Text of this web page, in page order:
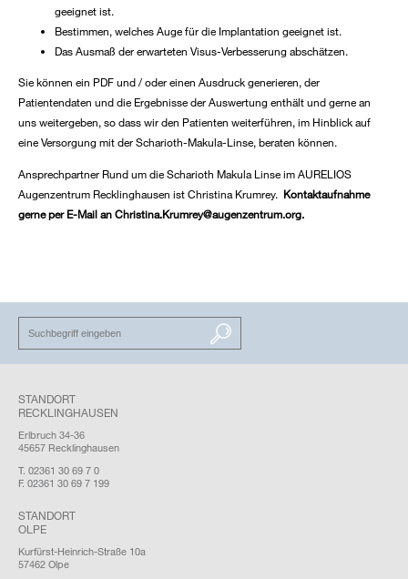
geeignet ist.
Bestimmen, welches Auge für die Implantation geeignet ist.
Das Ausmaß der erwarteten Visus-Verbesserung abschätzen.
Sie können ein PDF und / oder einen Ausdruck generieren, der
Patientendaten und die Ergebnisse der Auswertung enthält und gerne an
uns weitergeben, so dass wir den Patienten weiterführen, im Hinblick auf
eine Versorgung mit der Scharioth-Makula-Linse, beraten können.
Ansprechpartner Rund um die Scharioth Makula Linse im AURELIOS
Augenzentrum Recklinghausen ist Christina Krumrey. Kontaktaufnahme
gerne per E-Mail an Christina.Krumrey@augenzentrum.org.
SUCHEN
STANDORT
RECKLINGHAUSEN
Erlbruch 34-36
45657 Recklinghausen
T. 02361 30 69 7 0
F. 02361 30 69 7 199
STANDORT
OLPE
Kurfürst-Heinrich-Straße 10a
57462 Olpe